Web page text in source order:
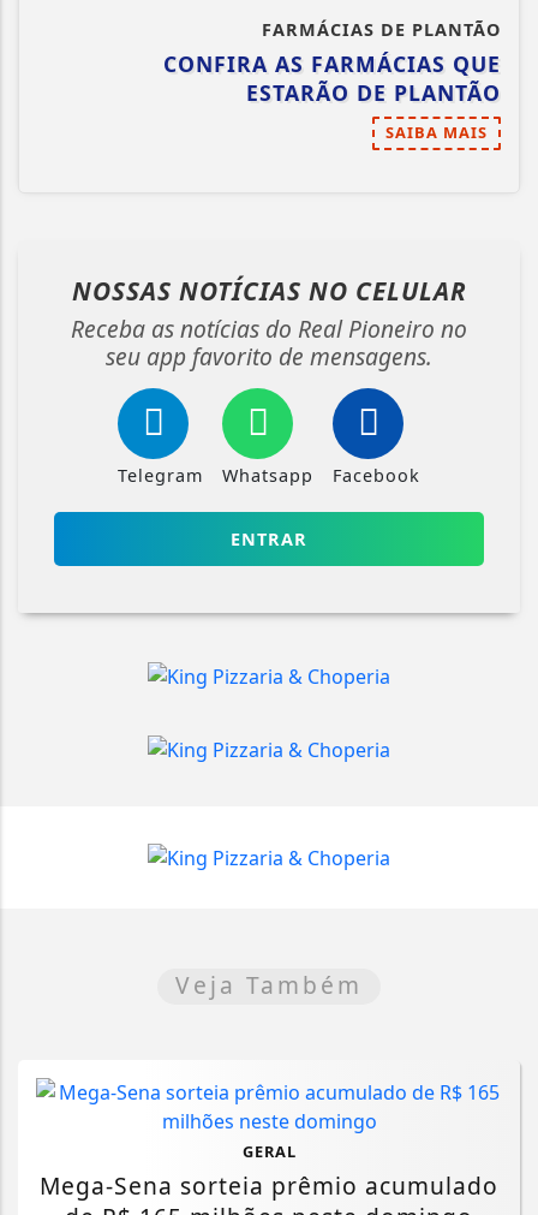
FARMÁCIAS DE PLANTÃO
CONFIRA AS FARMÁCIAS QUE
ESTARÃO DE PLANTÃO
SAIBA MAIS
NOSSAS NOTÍCIAS NO CELULAR
Receba as notícias do Real Pioneiro no
seu app favorito de mensagens.
Telegram Whatsapp Facebook
ENTRAR
Veja Também
GERAL
Mega-Sena sorteia prêmio acumulado